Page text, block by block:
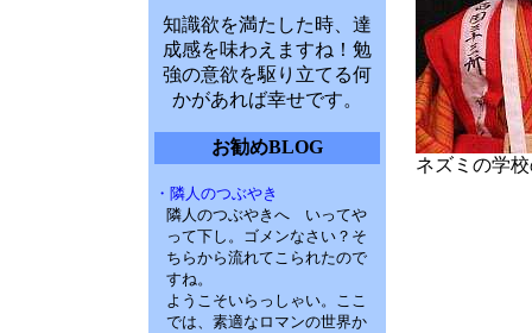
知識欲を満たした時、達
成感を味わえますね！勉
強の意欲を駆り立てる何
かがあれば幸せです。
お勧めBLOG
・隣人のつぶやき
隣人のつぶやきへ いってや
って下し。ゴメンなさい？そ
ちらから流れてこられたので
すね。
ようこそいらっしゃい。ここ
では、素適なロマンの世界か
ネズミの学